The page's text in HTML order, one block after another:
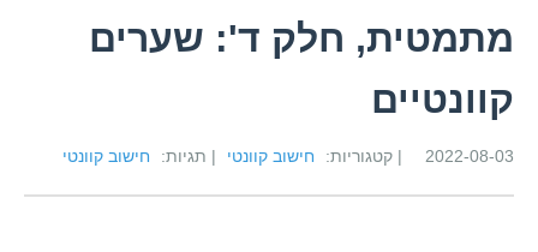
מתמטית, חלק ד': שערים
קוונטיים
2022-08-03 | קטגוריות: חישוב קוונטי | תגיות: חישוב קוונטי